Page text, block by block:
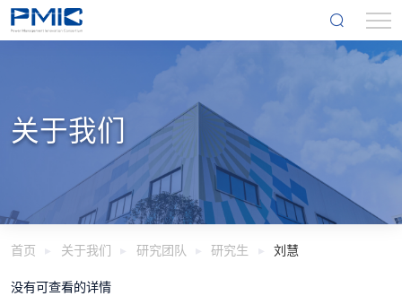
关于我们
首页 关于我们 研究团队 研究生 刘慧
没有可查看的详情